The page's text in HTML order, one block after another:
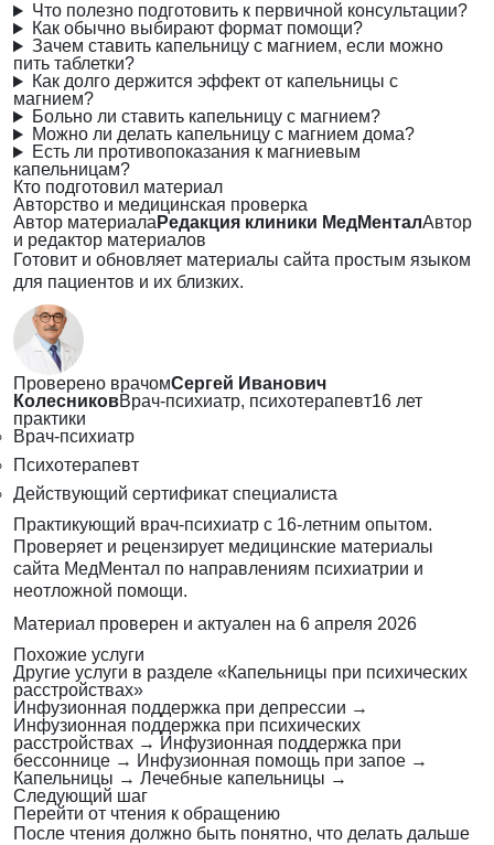
Что полезно подготовить к первичной консультации?
Как обычно выбирают формат помощи?
Зачем ставить капельницу с магнием, если можно
пить таблетки?
Как долго держится эффект от капельницы с
магнием?
Больно ли ставить капельницу с магнием?
Можно ли делать капельницу с магнием дома?
Есть ли противопоказания к магниевым
капельницам?
Кто подготовил материал
Авторство и медицинская проверка
Автор материала Редакция клиники МедМенталАвтор
и редактор материалов
Готовит и обновляет материалы сайта простым языком
для пациентов и их близких.
Проверено врачомСергей Иванович
КолесниковВрач-психиатр, психотерапевт16 лет
практики
Врач-психиатр
Психотерапевт
Действующий сертификат специалиста
Практикующий врач-психиатр с 16-летним опытом.
Проверяет и рецензирует медицинские материалы
сайта МедМентал по направлениям психиатрии и
неотложной помощи.
Материал проверен и актуален на 6 апреля 2026
Похожие услуги
Другие услуги в разделе «Капельницы при психических
расстройствах»
Инфузионная поддержка при депрессии →
Инфузионная поддержка при психических
расстройствах → Инфузионная поддержка при
бессоннице → Инфузионная помощь при запое →
Капельницы → Лечебные капельницы →
Следующий шаг
Перейти от чтения к обращению
После чтения должно быть понятно, что делать дальше